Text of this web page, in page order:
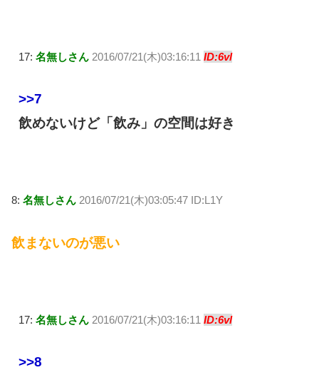
17: 名無しさん 2016/07/21(木)03:16:11 ID:6vl
>>7
飲めないけど「飲み」の空間は好き
8: 名無しさん 2016/07/21(木)03:05:47 ID:L1Y
飲まないのが悪い
17: 名無しさん 2016/07/21(木)03:16:11 ID:6vl
>>8